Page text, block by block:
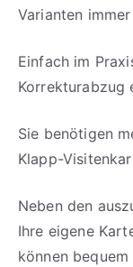
Varianten
Einfach im
Korrekturabzug
Sie benötigen
Klapp-
Neben den
Ihre eigene
können